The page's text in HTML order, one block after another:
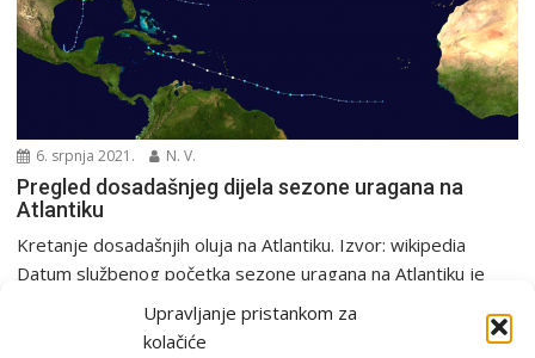
Upravljanje pristankom za
kolačiće
6. srpnja 2021. N. V.
Pregled dosadašnjeg dijela sezone uragana na
Atlantiku
Kretanje dosadašnjih oluja na Atlantiku. Izvor: wikipedia
Datum službenog početka sezone uragana na Atlantiku je